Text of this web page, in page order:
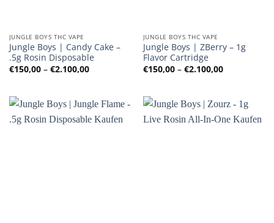
JUNGLE BOYS THC VAPE
Jungle Boys | Candy Cake –
.5g Rosin Disposable
€150,00 – €2.100,00Preisspanne:
€150,00
JUNGLE BOYS THC VAPE
Jungle Boys | ZBerry – 1g
Flavor Cartridge
€150,00 – €2.100,00
€150,00